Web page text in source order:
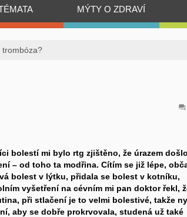
MÝTY O ZDRAVÍ
trombóza?
bolestí mi bylo rtg zjištěno, že úrazem došlo
– od toho ta modřina. Cítím se již lépe,
bolest v lýtku, přidala se bolest v kotníku,
vyšetření na cévním mi pan doktor řekl,
při stlačení je to velmi bolestivé, takže
aby se dobře prokrvovala, studená už také